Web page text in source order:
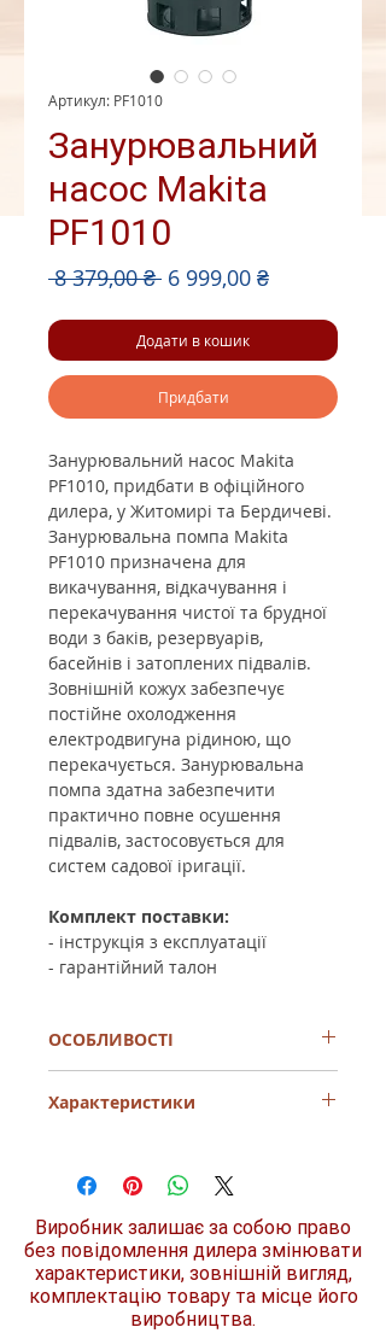
Артикул: PF1010
Занурювальний
насос Makita
PF1010
8 379,00 ₴ Звичайна
6 999,00 ₴За
Додати в кошик
Придбати
Занурювальний насос Makita
PF1010, придбати в офіційного
дилера, у Житомирі та Бердичеві.
Занурювальна помпа Makita
PF1010 призначена для
викачування, відкачування і
перекачування чистої та брудної
води з баків, резервуарів,
басейнів і затоплених підвалів.
Зовнішній кожух забезпечує
постійне охолодження
електродвигуна рідиною, що
перекачується. Занурювальна
помпа здатна забезпечити
практично повне осушення
підвалів, застосовується для
систем садової іригації.
Комплект поставки:
- інструкція з експлуатації
- гарантійний талон
ОСОБЛИВОСТІ
Подвійна гумова прокладка
поплавцем з важелем, що
Міцна ергономічна ручка для
транспортування насоса
Випускний патрубок 1 1/2"
Характеристики
занурення
Макс.
продуктивність
240 л/хв
Виробник залишає за собою право
без повідомлення дилера змінювати
характеристики, зовнішній вигляд,
комплектацію товару та місце його
виробництва.